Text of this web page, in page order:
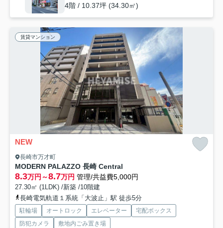
4階 / 10.37坪 (34.30㎡)
賃貸マンション
NEW
長崎市万才町
MODERN PALAZZO 長崎 Central
8.3万円～8.7万円 管理/共益費5,000円
27.30㎡ (1LDK) /新築 /10階建
長崎電気軌道１系統「大波止」駅 徒歩5分
駐輪場 オートロック エレベーター
宅配ボックス
防犯カメラ
敷地内ごみ置き場